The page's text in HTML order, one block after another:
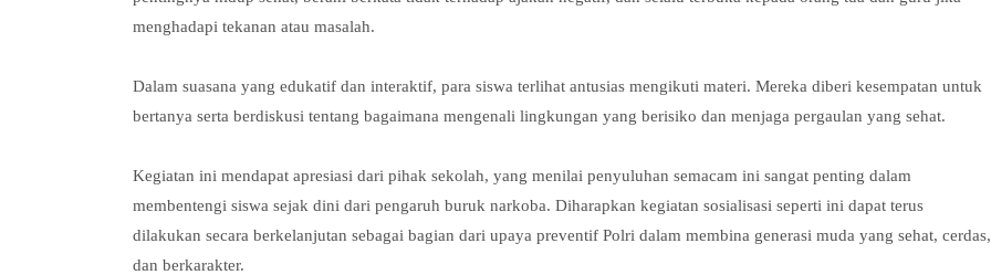
menghadapi tekanan atau masalah.
Dalam suasana yang edukatif dan interaktif, para siswa terlihat antusias mengikuti materi. Mereka diberi kesempatan untuk
bertanya serta berdiskusi tentang bagaimana mengenali lingkungan yang berisiko dan menjaga pergaulan yang sehat.
Kegiatan ini mendapat apresiasi dari pihak sekolah, yang menilai penyuluhan semacam ini sangat penting dalam
membentengi siswa sejak dini dari pengaruh buruk narkoba. Diharapkan kegiatan sosialisasi seperti ini dapat terus
dilakukan secara berkelanjutan sebagai bagian dari upaya preventif Polri dalam membina generasi muda yang sehat, cerdas,
dan berkarakter.